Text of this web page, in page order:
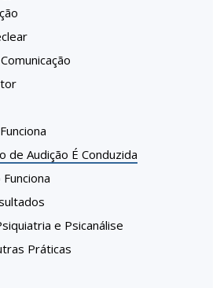
de Audição É Conduzida
e Psicanálise
Práticas